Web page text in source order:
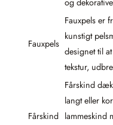
og
Fauxpels
Fauxpels er
kunstigt
designet til
tekstur,
Fårskind
Fårskind
langt eller
lammeskind